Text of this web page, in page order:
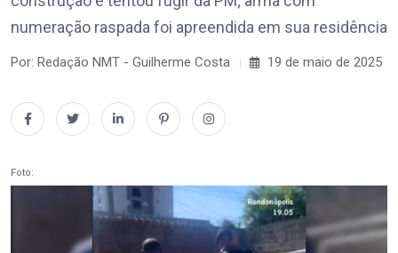
numeração raspada foi apreendida em sua residência
Por: Redação NMT - Guilherme Costa 19 de maio de 2025
Foto: